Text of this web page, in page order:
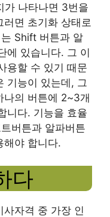
가 나타나면 3번을
면 초기화 상태로
Shift 버튼과 알
에 있습니다. 그 이
용할 수 있기 때문
기능이 있는데, 그
나의 버튼에 2~3개
니다. 기능을 효율
버튼과 알파버튼
해야 합니다.
다
자격 중 가장 인